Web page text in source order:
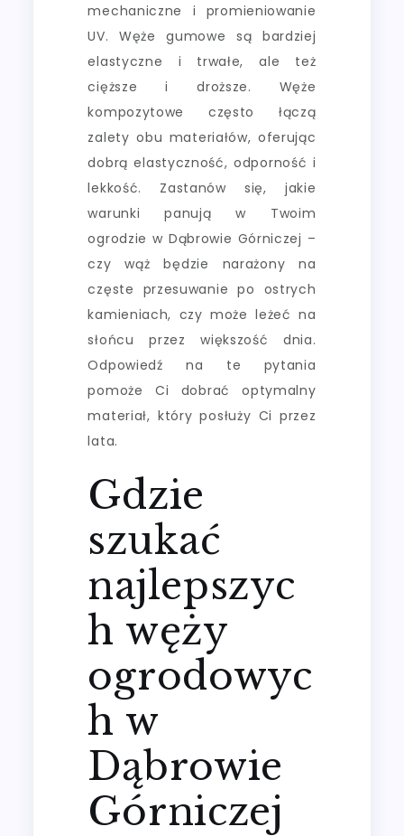
mechaniczne i promieniowanie
UV. Węże gumowe są bardziej
elastyczne i trwałe, ale też
cięższe i droższe. Węże
kompozytowe często łączą
zalety obu materiałów, oferując
dobrą elastyczność, odporność i
lekkość. Zastanów się, jakie
warunki panują w Twoim
ogrodzie w Dąbrowie Górniczej –
czy wąż będzie narażony na
częste przesuwanie po ostrych
kamieniach, czy może leżeć na
słońcu przez większość dnia.
Odpowiedź na te pytania
pomoże Ci dobrać optymalny
materiał, który posłuży Ci przez
lata.
Gdzie
szukać
najlepszyc
h węży
ogrodowyc
h w
Dąbrowie
Górniczej